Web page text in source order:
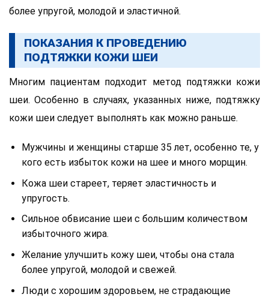
более упругой, молодой и эластичной.
ПОКАЗАНИЯ К ПРОВЕДЕНИЮ
ПОДТЯЖКИ КОЖИ ШЕИ
Многим пациентам подходит метод подтяжки кожи
шеи. Особенно в случаях, указанных ниже, подтяжку
кожи шеи следует выполнять как можно раньше.
Мужчины и женщины старше 35 лет, особенно те, у
кого есть избыток кожи на шее и много морщин.
Кожа шеи стареет, теряет эластичность и
упругость.
Сильное обвисание шеи с большим количеством
избыточного жира.
Желание улучшить кожу шеи, чтобы она стала
более упругой, молодой и свежей.
Люди с хорошим здоровьем, не страдающие